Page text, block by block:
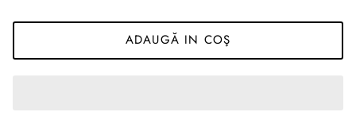
ADAUGĂ IN COŞ